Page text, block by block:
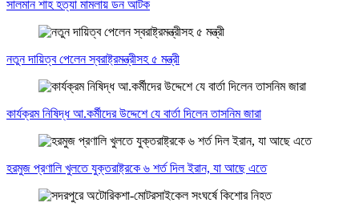
সালমান শাহ হত্যা মামলায় ডন আটক
নতুন দায়িত্ব পেলেন স্বরাষ্ট্রমন্ত্রীসহ ৫ মন্ত্রী
কার্যক্রম নিষিদ্ধ আ.কর্মীদের উদ্দেশে যে বার্তা দিলেন তাসনিম জারা
হরমুজ প্রণালি খুলতে যুক্তরাষ্ট্রকে ৬ শর্ত দিল ইরান, যা আছে এতে